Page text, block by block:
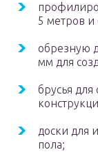
5 метров и
обрезную
мм для
брусья для
доски для
пола;